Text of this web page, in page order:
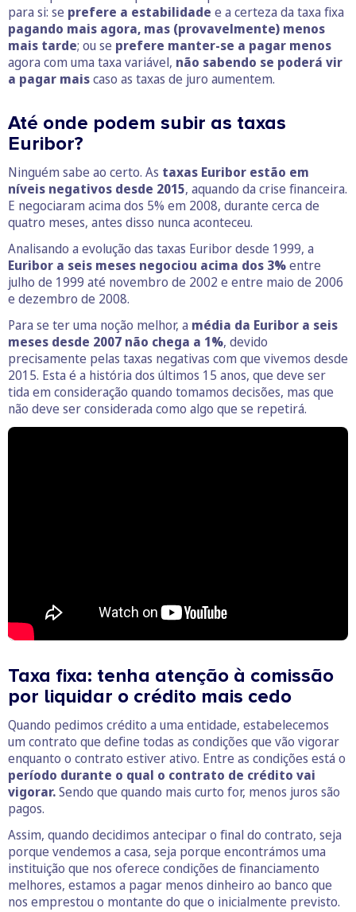
para si: se prefere a estabilidade e a certeza da taxa fixa
pagando mais agora, mas (provavelmente) menos
mais tarde; ou se prefere manter-se a pagar menos
agora com uma taxa variável, não sabendo se poderá vir
a pagar maiscaso as taxas de juro aumentem.
Até onde podem subir as taxas
Euribor?
Ninguém sabe ao certo. As taxas Euribor estão em
níveis negativos desde 2015, aquando da crise financeira.
E negociaram acima dos 5% em 2008, durante cerca de
quatro meses, antes disso nunca aconteceu.
Analisando a evolução das taxas Euribor desde 1999, a
Euribor a seis meses negociou acima dos 3%entre
julho de 1999 até novembro de 2002 e entre maio de 2006
e dezembro de 2008.
Para se ter uma noção melhor, a média da Euribor a seis
meses desde 2007 não chega a 1%, devido
precisamente pelas taxas negativas com que vivemos desde
2015. Esta é a história dos últimos 15 anos, que deve ser
tida em consideração quando tomamos decisões, mas que
não deve ser considerada como algo que se repetirá.
Taxa fixa: tenha atenção à comissão
por liquidar o crédito mais cedo
Quando pedimos crédito a uma entidade, estabelecemos
um contrato que define todas as condições que vão vigorar
enquanto o contrato estiver ativo. Entre as condições está o
período durante o qual o contrato de crédito vai
vigorar.Sendo que quando mais curto for, menos juros são
pagos.
Assim, quando decidimos antecipar o final do contrato, seja
porque vendemos a casa, seja porque encontrámos uma
instituição que nos oferece condições de financiamento
melhores, estamos a pagar menos dinheiro ao banco que
nos emprestou o montante do que o inicialmente previsto.